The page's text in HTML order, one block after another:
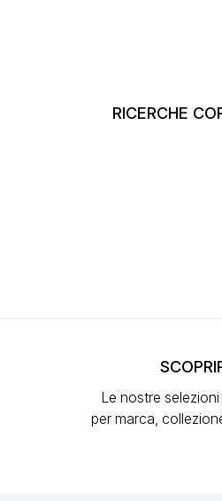
RICERCHE
Le nostre
per marca,